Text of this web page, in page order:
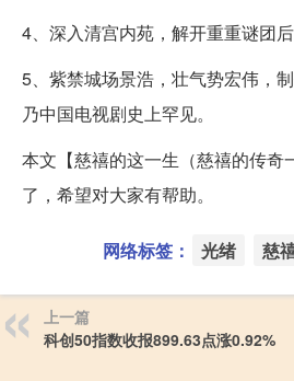
4、深入清宫内苑，解开重重谜团后
5、紫禁城场景浩，壮气势宏伟，
乃中国电视剧史上罕见。
本文【慈禧的这一生（慈禧的传奇
了，希望对大家有帮助。
网络标签： 光绪 慈
上一篇
科创50指数收报899.63点涨0.92%